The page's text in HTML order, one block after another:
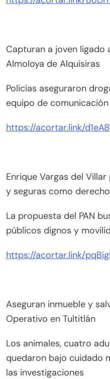
Capturan a joven ligado
Almoloya de Alquisiras
Policías aseguraron
equipo de
https://acortar.link/
Enrique Vargas del
y seguras como
La propuesta del PAN
públicos dignos y
https://acortar.link/
Aseguran inmueble y
Operativo en Tultitlán
Los animales, cuatro
quedaron bajo cuidado
las investigaciones